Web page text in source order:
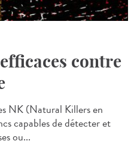
contre
NK (Natural Killers en
capables de détecter et
ou...